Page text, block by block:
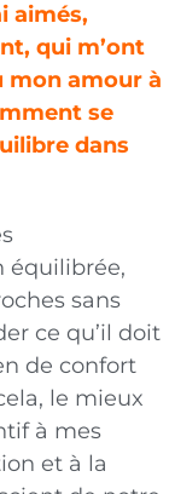
aimés,
qui m’ont
mon amour à
se
dans
équilibrée,
sans
ce qu’il doit
de confort
le mieux
à mes
et à la